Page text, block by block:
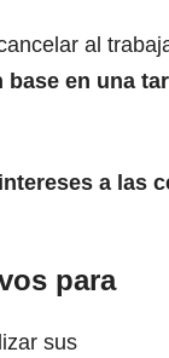
al
en una
a las
para
sus